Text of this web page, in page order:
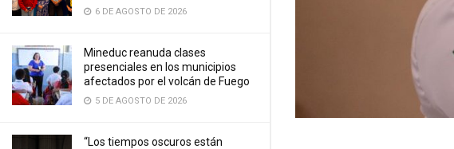
6 DE AGOSTO DE 2026
Mineduc reanuda clases
presenciales en los municipios
afectados por el volcán de Fuego
5 DE AGOSTO DE 2026
“Los tiempos oscuros están